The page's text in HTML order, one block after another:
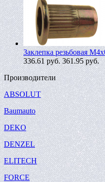
Заклепка резьбовая
336.61руб. 361.95 руб.
Производители
ABSOLUT
Baumauto
DEKO
DENZEL
ELITECH
FORCE